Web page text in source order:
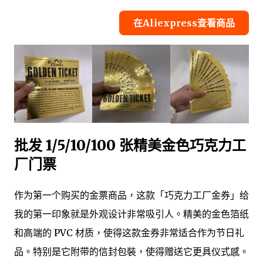
在Aliexpress查看商品
批发 1/5/10/100 张精美金色巧克力工
厂门票
作为第一个购买的金票商品，这款「巧克力工厂金券」给
我的第一印象就是外观设计非常吸引人。精美的金色箔纸
和高端的 PVC 材质，使得这款金券非常适合作为节日礼
品。特别是它附带的信封包裝，使得赠送它更具仪式感。